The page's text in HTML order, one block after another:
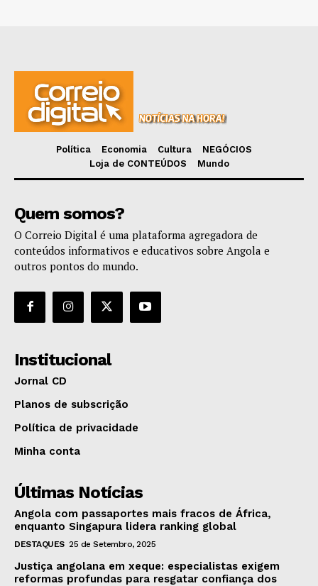
Política Economia Cultura
NEGÓCIOS
Loja de CONTEÚDOS
Mundo
Quem somos?
O Correio Digital é uma plataforma agregadora de
conteúdos informativos e educativos sobre Angola e
outros pontos do mundo.
Institucional
Jornal CD
Planos de subscrição
Política de privacidade
Minha conta
Últimas Notícias
Angola com passaportes mais fracos de África,
enquanto Singapura lidera ranking global
DESTAQUES 25 de Setembro, 2025
Justiça angolana em xeque: especialistas exigem
reformas profundas para resgatar confiança dos